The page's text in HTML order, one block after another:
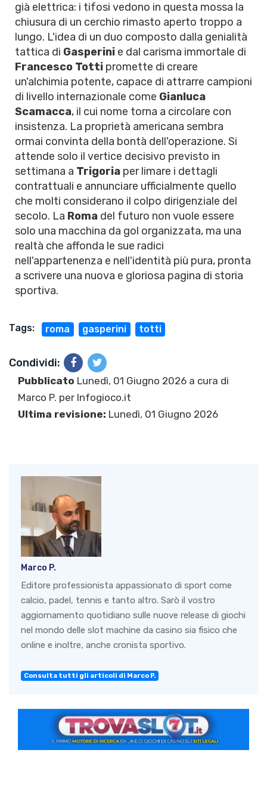
già elettrica: i tifosi vedono in questa mossa la
chiusura di un cerchio rimasto aperto troppo a
lungo. L'idea di un duo composto dalla genialità
tattica di Gasperini e dal carisma immortale di
Francesco Totti promette di creare
un'alchimia potente, capace di attrarre campioni
di livello internazionale come Gianluca
Scamacca, il cui nome torna a circolare con
insistenza. La proprietà americana sembra
ormai convinta della bontà dell'operazione. Si
attende solo il vertice decisivo previsto in
settimana a Trigoria per limare i dettagli
contrattuali e annunciare ufficialmente quello
che molti considerano il colpo dirigenziale del
secolo. La Roma del futuro non vuole essere
solo una macchina da gol organizzata, ma una
realtà che affonda le sue radici
nell'appartenenza e nell'identità più pura, pronta
a scrivere una nuova e gloriosa pagina di storia
sportiva.
Tags: roma gasperini totti
Condividi:
Pubblicato Lunedì, 01 Giugno 2026 a cura di
Marco P. per Infogioco.it
Ultima revisione: Lunedì, 01 Giugno 2026
Marco P.
Editore professionista appassionato di sport come
calcio, padel, tennis e tanto altro. Sarò il vostro
aggiornamento quotidiano sulle nuove release di giochi
nel mondo delle slot machine da casino sia fisico che
online e inoltre, anche cronista sportivo.
Consulta tutti gli articoli di Marco P.